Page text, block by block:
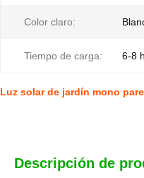
Color claro:
Tiempo de carga: 6-8
Luz solar de jardín mono
Descripción de